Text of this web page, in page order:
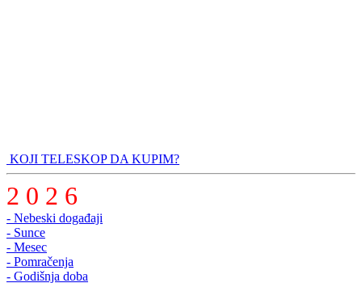
KOJI TELESKOP DA KUPIM?
2 0 2 6
- Nebeski događaji
- Sunce
- Mesec
- Pomračenja
- Godišnja doba